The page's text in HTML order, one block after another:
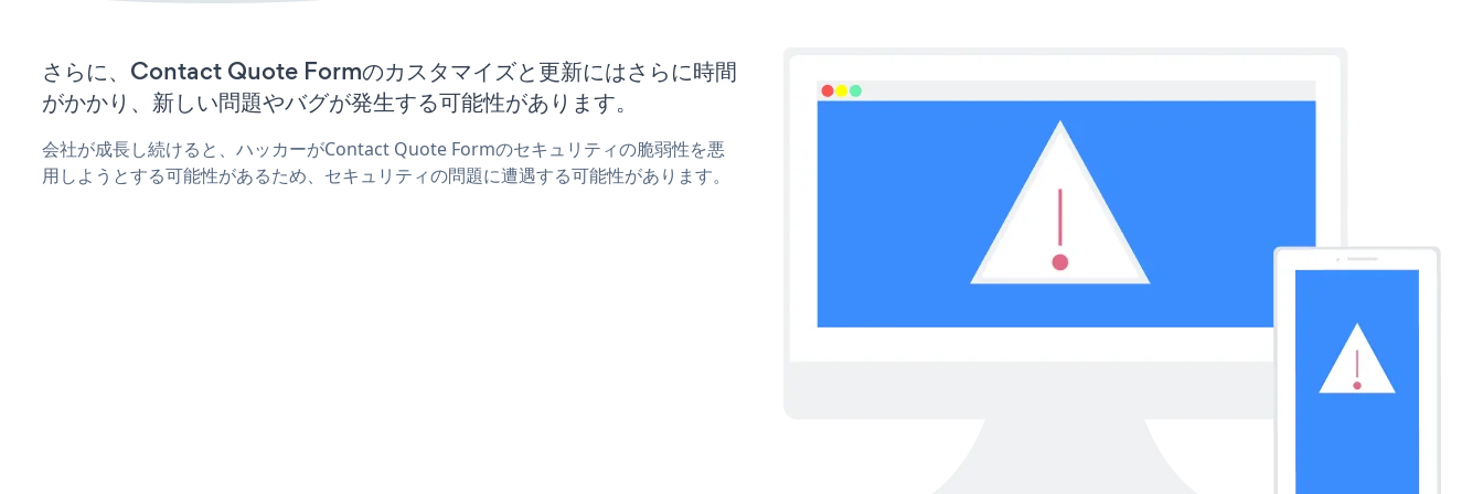
さらに、Contact Quote Formのカスタマイズと更新にはさらに時間
がかかり、新しい問題やバグが発生する可能性があります。
会社が成長し続けると、ハッカーがContact Quote Formのセキュリティの脆弱性を悪
用しようとする可能性があるため、セキュリティの問題に遭遇する可能性があります。